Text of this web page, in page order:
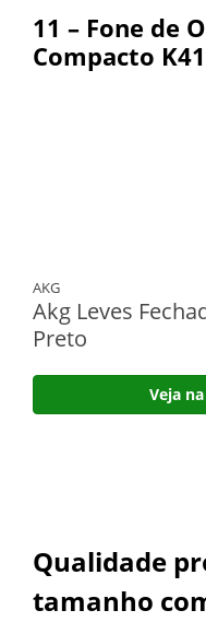
11 – Fone de
Compacto
AKG
Akg Leves
Preto
Veja
Qualidade
tamanho